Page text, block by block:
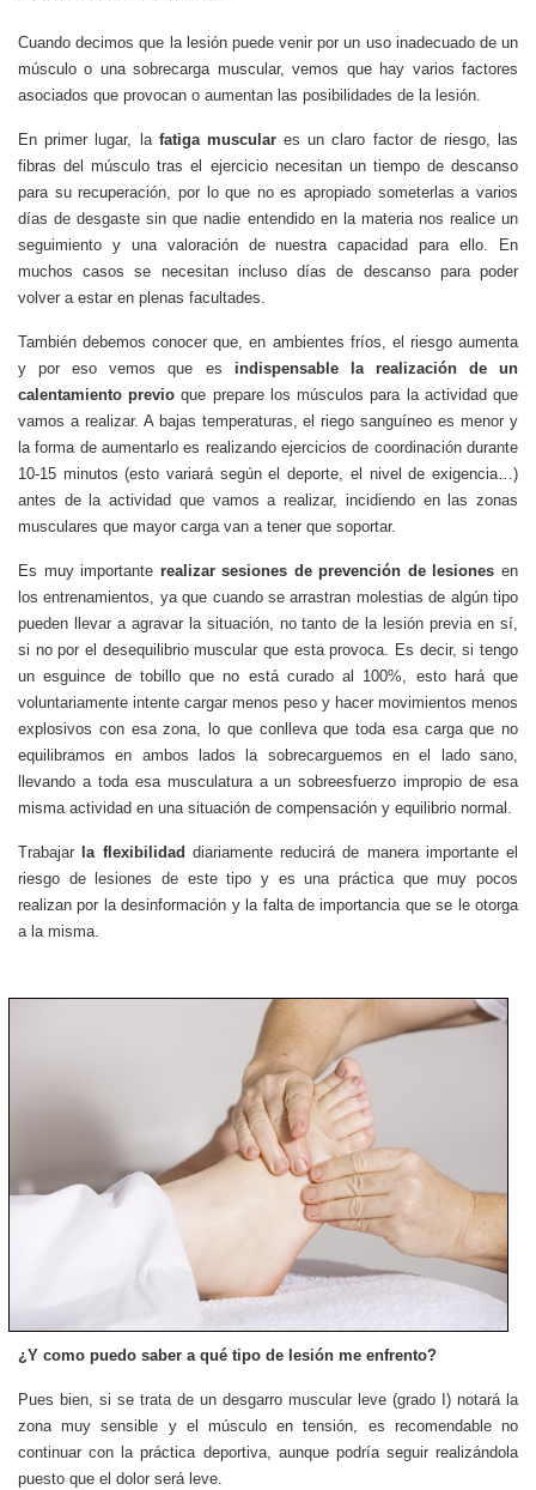
Cuando decimos que la lesión puede venir por un uso inadecuado de un
músculo o una sobrecarga muscular, vemos que hay varios factores
asociados que provocan o aumentan las posibilidades de la lesión.
En primer lugar, la fatiga musculares un claro factor de riesgo, las
fibras del músculo tras el ejercicio necesitan un tiempo de descanso
para su recuperación, por lo que no es apropiado someterlas a varios
días de desgaste sin que nadie entendido en la materia nos realice un
seguimiento y una valoración de nuestra capacidad para ello. En
muchos casos se necesitan incluso días de descanso para poder
volver a estar en plenas facultades.
También debemos conocer que, en ambientes fríos, el riesgo aumenta
y por eso vemos que es indispensable la realización de un
calentamiento previo que prepare los músculos para la actividad que
vamos a realizar. A bajas temperaturas, el riego sanguíneo es menor y
la forma de aumentarlo es realizando ejercicios de coordinación durante
10-15 minutos (esto variará según el deporte, el nivel de exigencia…)
antes de la actividad que vamos a realizar, incidiendo en las zonas
musculares que mayor carga van a tener que soportar.
Es muy importante realizar sesiones de prevención de lesiones en
los entrenamientos, ya que cuando se arrastran molestias de algún tipo
pueden llevar a agravar la situación, no tanto de la lesión previa en sí,
si no por el desequilibrio muscular que esta provoca. Es decir, si tengo
un esguince de tobillo que no está curado al 100%, esto hará que
voluntariamente intente cargar menos peso y hacer movimientos menos
explosivos con esa zona, lo que conlleva que toda esa carga que no
equilibramos en ambos lados la sobrecarguemos en el lado sano,
llevando a toda esa musculatura a un sobreesfuerzo impropio de esa
misma actividad en una situación de compensación y equilibrio normal.
Trabajar la flexibilidad diariamente reducirá de manera importante el
riesgo de lesiones de este tipo y es una práctica que muy pocos
realizan por la desinformación y la falta de importancia que se le otorga
a la misma.
¿Y como puedo saber a qué tipo de lesión me enfrento?
Pues bien, si se trata de un desgarro muscular leve (grado I) notará la
zona muy sensible y el músculo en tensión, es recomendable no
continuar con la práctica deportiva, aunque podría seguir realizándola
puesto que el dolor será leve.